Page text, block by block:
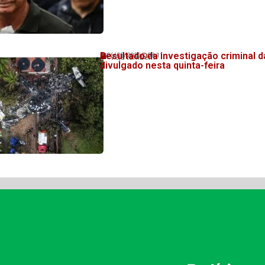
Veja também!
06/08/2026 08:11
Resultado da investigação criminal
divulgado nesta quinta-feira